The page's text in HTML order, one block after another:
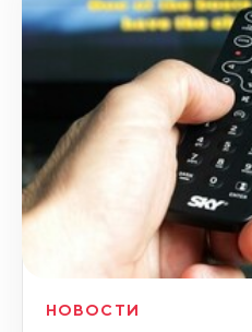
НОВОСТИ